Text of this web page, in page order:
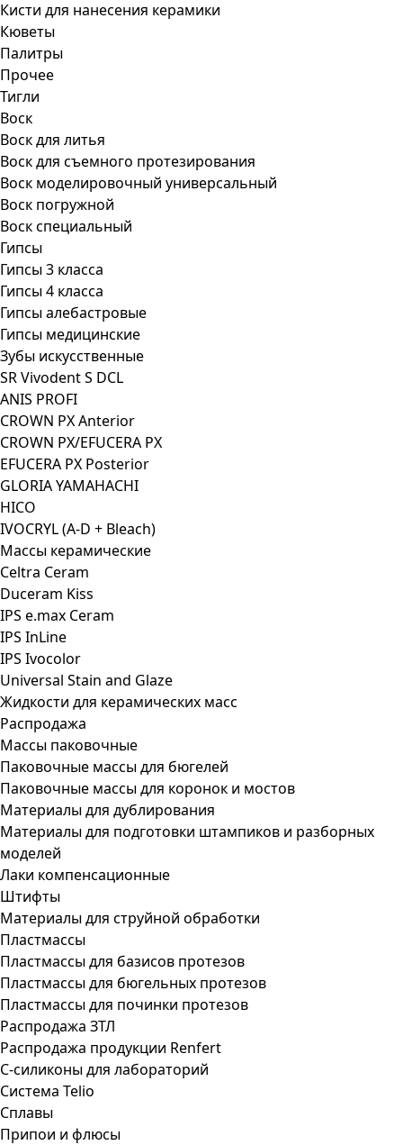
Кисти для нанесения керамики
Кюветы
Палитры
Прочее
Тигли
Воск
Воск для литья
Воск для съемного протезирования
Воск моделировочный универсальный
Воск погружной
Воск специальный
Гипсы
Гипсы 3 класса
Гипсы 4 класса
Гипсы алебастровые
Гипсы медицинские
Зубы искусственные
SR Vivodent S DCL
ANIS PROFI
CROWN PX Anterior
CROWN PX/EFUCERA PX
EFUCERA PX Posterior
GLORIA YAMAHACHI
HICO
IVOCRYL (A-D + Bleach)
Массы керамические
Celtra Ceram
Duceram Kiss
IPS e.max Ceram
IPS InLine
IPS Ivocolor
Universal Stain and Glaze
Жидкости для керамических масс
Распродажа
Массы паковочные
Паковочные массы для бюгелей
Паковочные массы для коронок и мостов
Материалы для дублирования
Материалы для подготовки штампиков и разборных
моделей
Лаки компенсационные
Штифты
Материалы для струйной обработки
Пластмассы
Пластмассы для базисов протезов
Пластмассы для бюгельных протезов
Пластмассы для починки протезов
Распродажа ЗТЛ
Распродажа продукции Renfert
С-силиконы для лабораторий
Система Telio
Сплавы
Припои и флюсы